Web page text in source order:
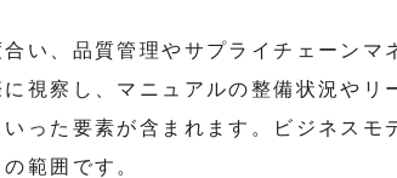
い、品質管理やサプライチェーンマ
視察し、マニュアルの整備状況やリ
った要素が含まれます。ビジネスモ
範囲です。